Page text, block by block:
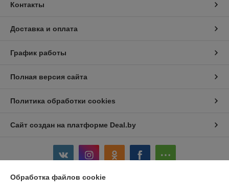
Контакты
Доставка и оплата
График работы
Полная версия сайта
Политика обработки cookies
Сайт создан на платформе Deal.by
Обработка файлов cookie